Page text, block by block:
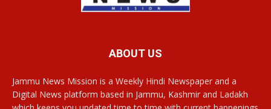
ABOUT US
Jammu News Mission is a Weekly Hindi Newspaper and a
Digital News platform based in Jammu, Kashmir and Ladakh